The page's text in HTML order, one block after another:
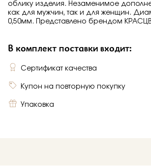
облику изделия. Незаменимое
как для мужчин, так и для женщин.
0,50мм. Представлено брендом
В комплект поставки входит:
Сертификат качества
Купон на повторную покупку
Упаковка